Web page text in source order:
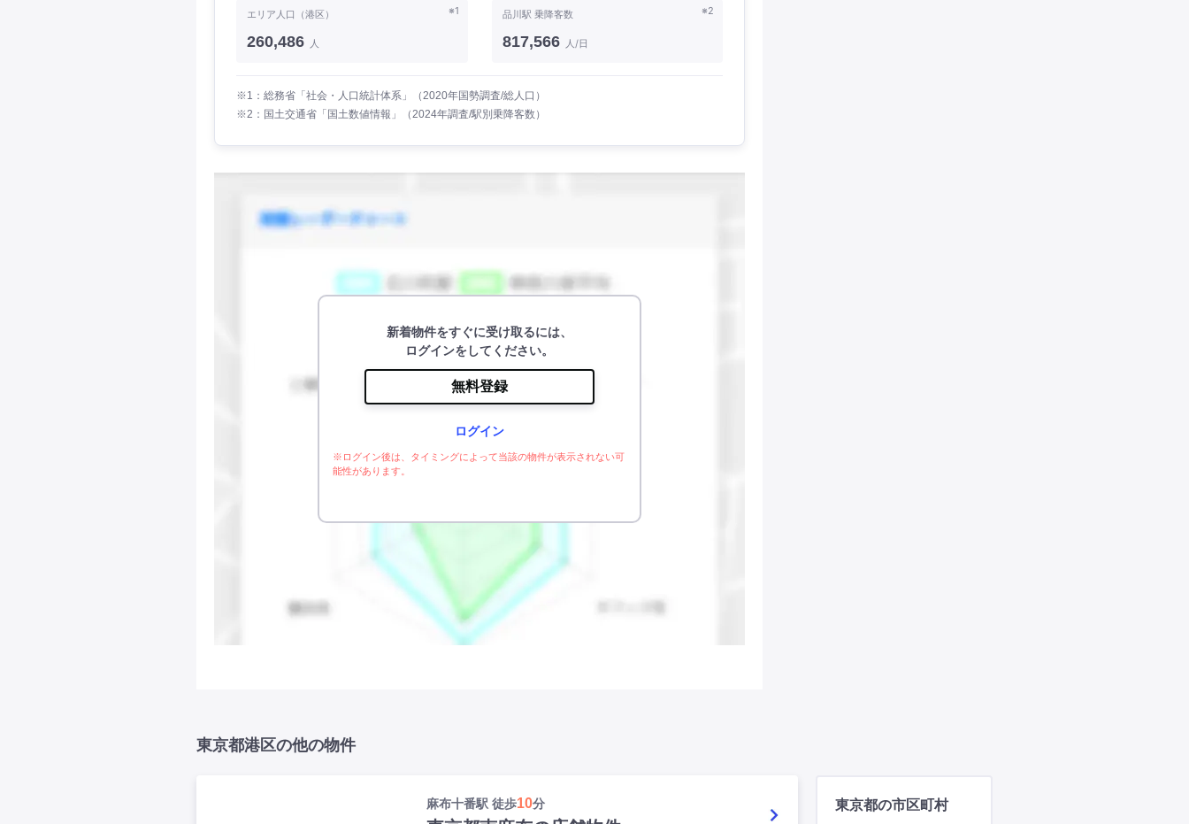
※1
エリア人口（港区）
260,486 人
※2
品川駅 乗降客数
817,566 人/日
※1：総務省「社会・人口統計体系」（2020年国勢調査/総人口）
※2：国土交通省「国土数値情報」（2024年調査/駅別乗降客数）
新着物件をすぐに受け取るには、
ログインをしてください。
無料登録
ログイン
※ログイン後は、タイミングによって当該の物件が表示されない可
能性があります。
東京都港区の他の物件
麻布十番駅 徒歩10分 東京都の市区町村